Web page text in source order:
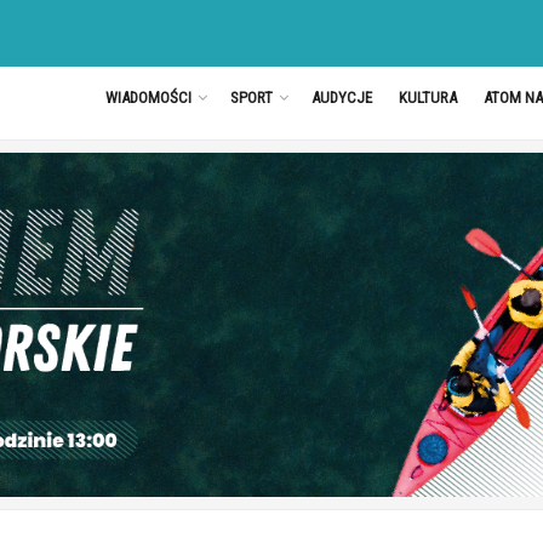
WIADOMOŚCI SPORT AUDYCJE KULTURA ATOM